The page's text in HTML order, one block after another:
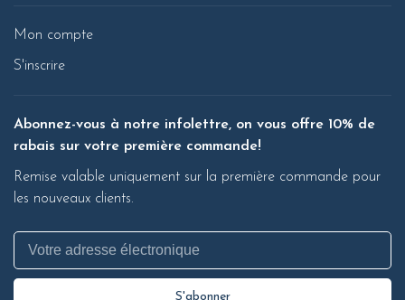
Mon compte
S'inscrire
Abonnez-vous à notre infolettre, on vous offre 10% de
rabais sur votre première commande!
Remise valable uniquement sur la première commande pour
les nouveaux clients.
S'abonner